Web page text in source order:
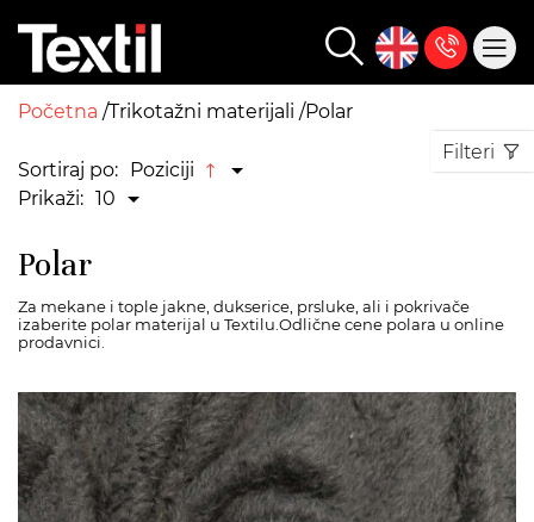
Početna Trikotažni materijali Polar
Sortiraj po: Poziciji
Prikaži: 10
Filteri
Polar
Za mekane i tople jakne, dukserice, prsluke, ali i pokrivače
izaberite polar materijal u Textilu.Odlične cene polara u online
prodavnici.